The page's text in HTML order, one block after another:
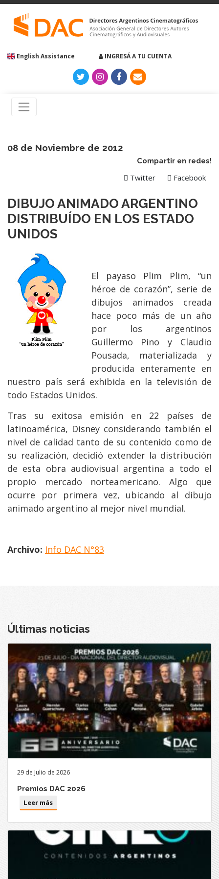
English Assistance INGRESÁ A TU CUENTA
08 de Noviembre de 2012
Compartir en redes!
Twitter Facebook
DIBUJO ANIMADO ARGENTINO
DISTRIBUÍDO EN LOS ESTADO
UNIDOS
El payaso Plim Plim, “un
héroe de corazón”, serie de
dibujos animados creada
hace poco más de un año
por los argentinos
Guillermo Pino y Claudio
Pousada, materializada y
producida enteramente en
nuestro país será exhibida en la televisión de
todo Estados Unidos.
Tras su exitosa emisión en 22 países de
latinoamérica, Disney considerando también el
nivel de calidad tanto de su contenido como de
su realización, decidió extender la distribución
de esta obra audiovisual argentina a todo el
propio mercado norteamericano. Algo que
ocurre por primera vez, ubicando al dibujo
animado argentino al mejor nivel mundial.
Archivo: Info DAC N°83
Últimas noticias
29 de Julio de 2026
Premios DAC 2026
Leer más